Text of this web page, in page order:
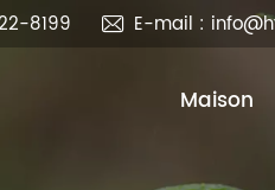
8199 E-mail :
Maison